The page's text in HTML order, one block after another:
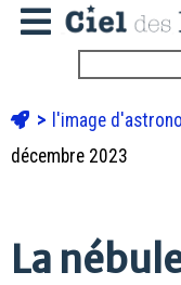
l'image
décembre 2023
La